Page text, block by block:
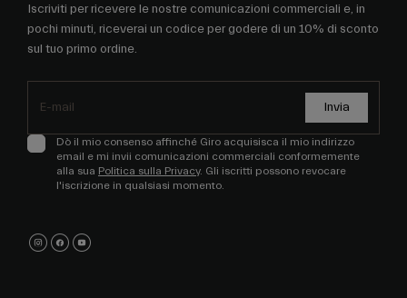
Iscriviti per ricevere le nostre comunicazioni commerciali e, in
pochi minuti, riceverai un codice per godere di un 10% di sconto
sul tuo primo ordine.
Invia
Dò il mio consenso affinché Giro acquisisca il mio indirizzo
email e mi invii comunicazioni commerciali conformemente
alla sua Politica sulla Privacy. Gli iscritti possono revocare
l'iscrizione in qualsiasi momento.